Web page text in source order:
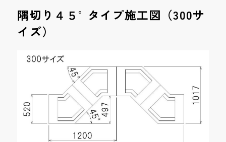
隅切り４５°タイプ施工図（300サ
イズ）